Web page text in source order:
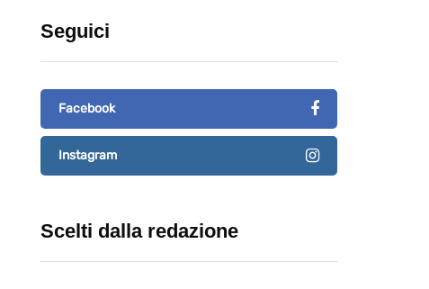
Seguici
Facebook
Instagram
Scelti dalla redazione